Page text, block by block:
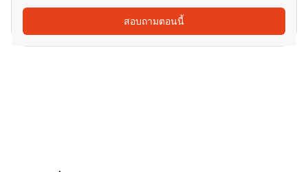
สอบถามตอนนี้